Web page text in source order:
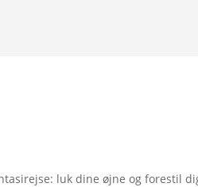
luk dine øjne og forestil